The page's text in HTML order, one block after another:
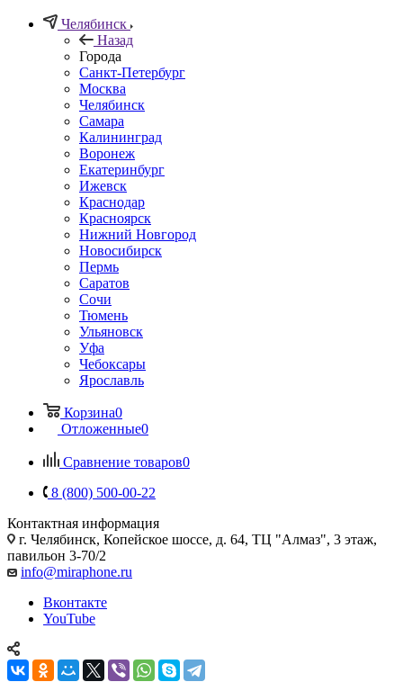
Челябинск
Назад
Города
Санкт-Петербург
Москва
Челябинск
Самара
Калининград
Воронеж
Екатеринбург
Ижевск
Краснодар
Красноярск
Нижний Новгород
Новосибирск
Пермь
Саратов
Сочи
Тюмень
Ульяновск
Уфа
Чебоксары
Ярославль
Корзина0
Отложенные0
Сравнение товаров0
8 (800) 500-00-22
Контактная информация
г. Челябинск, Копейское шоссе, д. 64, ТЦ "Алмаз", 3 этаж,
павильон 3-70/2
info@miraphone.ru
Вконтакте
YouTube